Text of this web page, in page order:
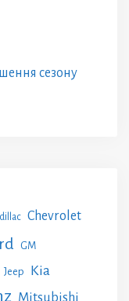
сезону
Chevrolet
GM
Jeep Kia
Mitsubishi